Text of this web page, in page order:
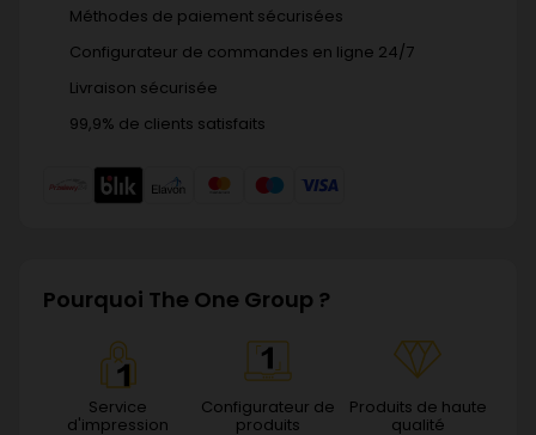
Méthodes de paiement sécurisées
Configurateur de commandes en ligne 24/7
Livraison sécurisée
99,9% de clients satisfaits
Pourquoi The One Group ?
Service
d'impression
Configurateur de
produits
Produits de haute
qualité